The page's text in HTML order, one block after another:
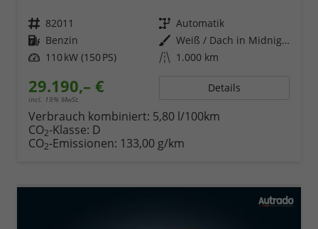
Fahrzeugnr. 82011 Getriebe Automatik
Kraftstoff Benzin Außenfarbe
Weiß / Dach in Midnight Schwarz
Leistung 110 kW (150 PS) Kilometerstand 1.000 km
29.190,– €
incl. 19% MwSt.
Details
Verbrauch kombiniert: 5,80 l/100km
CO2-Klasse: D
CO2-Emissionen: 133,00 g/km